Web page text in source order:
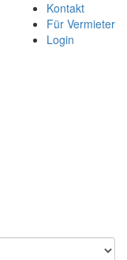
Kontakt
Für Vermieter
Login